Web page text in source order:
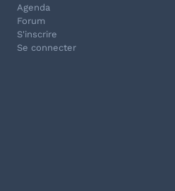
Agenda
Forum
S'inscrire
Se connecter